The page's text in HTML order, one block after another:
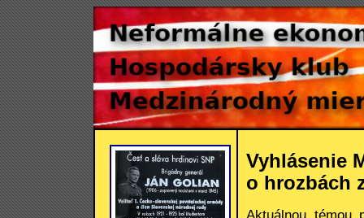
Vyhlásenie
o hrozbách
Aktuálnou témou